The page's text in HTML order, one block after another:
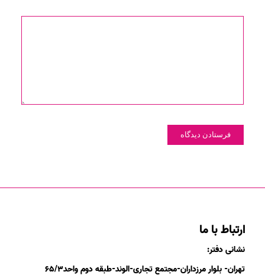
ارتباط با ما
نشانی دفتر:
تهران- بلوار مرزداران-مجتمع تجاری-الوند-طبقه دومواحد۶ ۵/۳